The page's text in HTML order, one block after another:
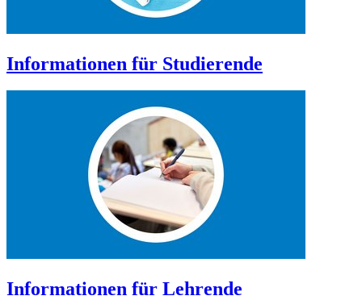
Informationen für Studierende
Informationen für Lehrende